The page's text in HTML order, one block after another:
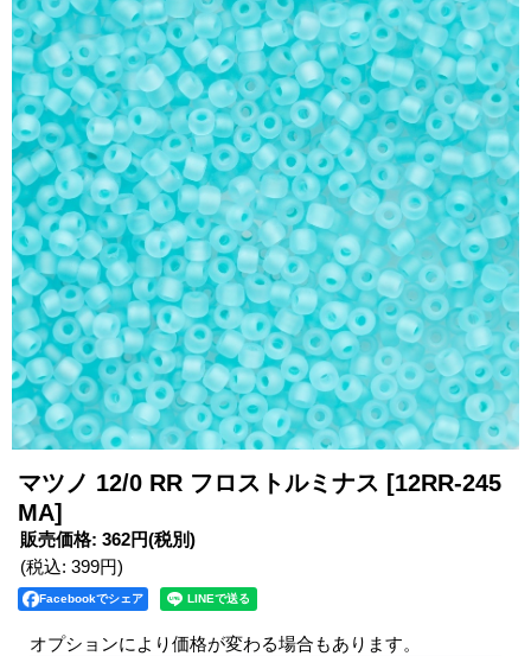
マツノ 12/0 RR フロストルミナス [12RR-245
MA]
販売価格: 362円(税別)
(税込: 399円)
Facebookでシェア
オプションにより価格が変わる場合もあります。